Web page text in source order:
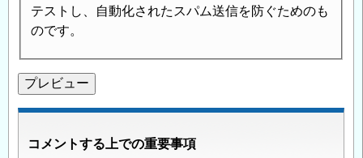
テストし、自動化されたスパム送信を防ぐためのも
のです。
コメントする上での重要事項